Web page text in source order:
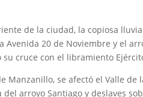
de la ciudad, la copiosa
20 de Noviembre y el
cruce con el libramiento
se afectó el Valle de
arroyo Santiago y deslaves